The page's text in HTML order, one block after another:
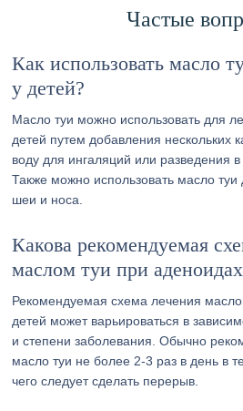
Частые
Как использовать масло
у детей?
Масло туи можно использовать для
детей путем добавления нескольких
воду для ингаляций или разведения
Также можно использовать масло
шеи и носа.
Какова рекомендуемая
маслом туи при
Рекомендуемая схема лечения
детей может варьироваться в
и степени заболевания. Обычно
масло туи не более 2-3 раз в день в
чего следует сделать перерыв.